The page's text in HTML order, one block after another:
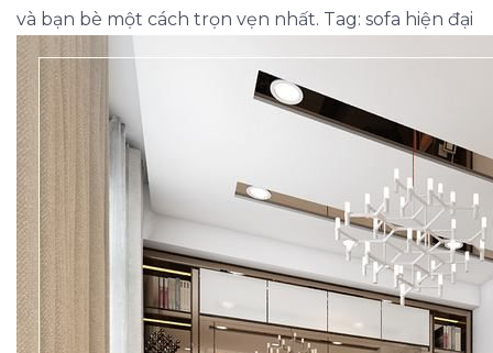
và bạn bè một cách trọn vẹn nhất. Tag: sofa hiện đại